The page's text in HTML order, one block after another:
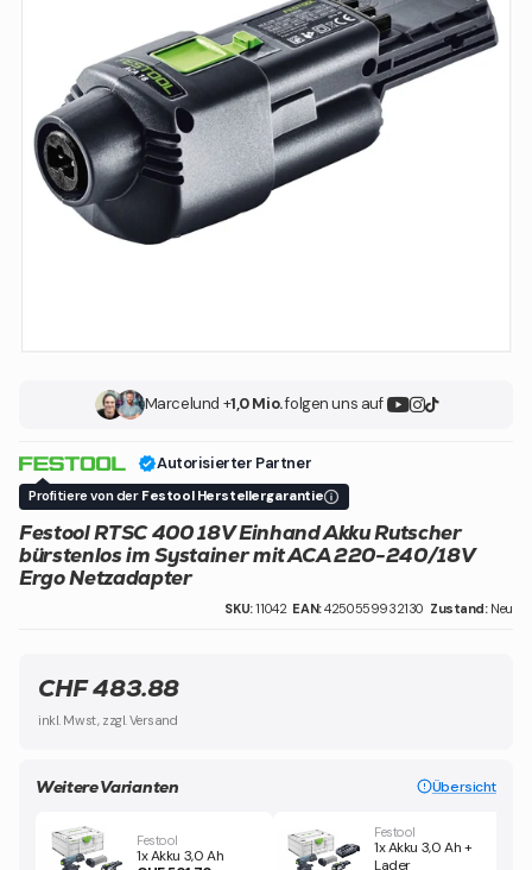
Marcelund +1,0 Mio.folgen uns auf
Autorisierter Partner
Profitiere von der Festool Herstellergarantie
Festool RTSC 400 18V Einhand Akku Rutscher
bürstenlos im Systainer mit ACA 220-240/18V
Ergo Netzadapter
SKU:11042 EAN:4250559932130 Zustand: Neu
CHF 483.88
inkl. Mwst, zzgl. Versand
Weitere Varianten Übersicht
Festool
1x Akku 3,0 Ah
Festool
1x Akku 3,0 Ah +
Lader